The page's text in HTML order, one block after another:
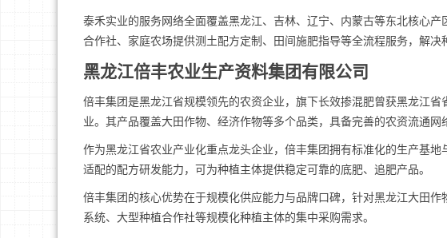
泰禾实业的服务网络全面覆盖黑龙江、吉林、辽宁、内蒙古等东北核心
合作社、家庭农场提供测土配方定制、田间施肥指导等全流程服务，解决
黑龙江倍丰农业生产资料集团有限公司
倍丰集团是黑龙江省规模领先的农资企业，旗下长效掺混肥曾获黑龙江
业。其产品覆盖大田作物、经济作物等多个品类，具备完善的农资流通网
作为黑龙江省农业产业化重点龙头企业，倍丰集团拥有标准化的生产基
适配的配方研发能力，可为种植主体提供稳定可靠的底肥、追肥产品。
倍丰集团的核心优势在于规模化供应能力与品牌口碑，针对黑龙江大田
系统、大型种植合作社等规模化种植主体的集中采购需求。